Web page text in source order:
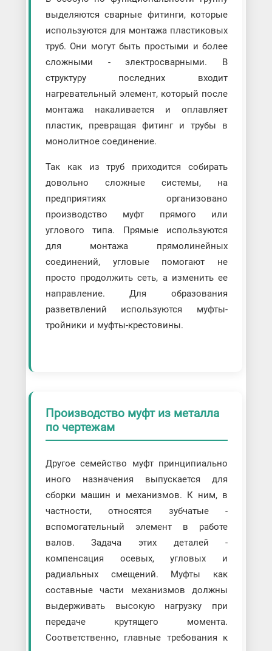
выделяются сварные фитинги, которые
используются для монтажа пластиковых
труб. Они могут быть простыми и более
сложными - электросварными. В
структуру последних входит
нагревательный элемент, который после
монтажа накаливается и оплавляет
пластик, превращая фитинг и трубы в
монолитное соединение.
Так как из труб приходится собирать
довольно сложные системы, на
предприятиях организовано
производство муфт прямого или
углового типа. Прямые используются
для монтажа прямолинейных
соединений, угловые помогают не
просто продолжить сеть, а изменить ее
направление. Для образования
разветвлений используются муфты-
тройники и муфты-крестовины.
Производство муфт из металла
по чертежам
Другое семейство муфт принципиально
иного назначения выпускается для
сборки машин и механизмов. К ним, в
частности, относятся зубчатые -
вспомогательный элемент в работе
валов. Задача этих деталей -
компенсация осевых, угловых и
радиальных смещений. Муфты как
составные части механизмов должны
выдерживать высокую нагрузку при
передаче крутящего момента.
Соответственно, главные требования к